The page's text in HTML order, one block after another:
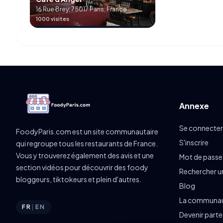
16 Rue Brey, 75017 Paris, France
1000 visites
FoodyParis.com est un site communautaire
qui regroupe tous les restaurants de France.
Vous y trouverez également des avis et une
section vidéos pour découvrir des foody
bloggeurs, tiktokeurs et plein d'autres.
FR | EN
Annexe
Se connecter
S'inscrire
Mot de
Rechercher
Blog
La
Devenir